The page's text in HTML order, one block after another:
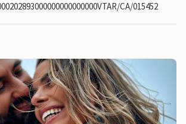
CA/015452